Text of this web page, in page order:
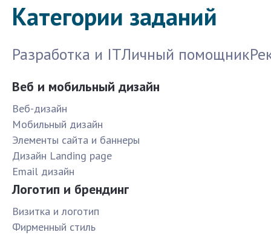
Категории заданий
Разработка и ITЛичный помощник
Веб и мобильный дизайн
Веб-дизайн
Мобильный дизайн
Элементы сайта и баннеры
Дизайн Landing page
Email дизайн
Логотип и брендинг
Визитка и логотип
Фирменный стиль